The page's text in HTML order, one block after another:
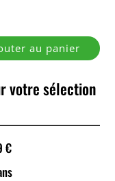
au panier
votre sélection
€